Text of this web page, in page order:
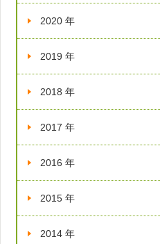
2020 年
2019 年
2018 年
2017 年
2016 年
2015 年
2014 年